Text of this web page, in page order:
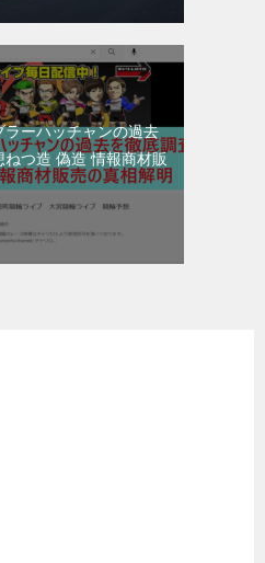
ラーハッチャンの過去
ねつ造 偽造 情報商材販